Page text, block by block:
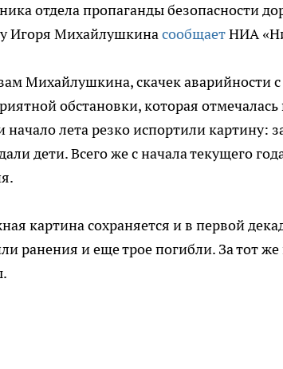
отдела пропаганды
Игоря МихайлушкинасообщаетНИА
Михайлушкина, скачек аварийности
обстановки, которая
начало лета резко испортили картину:
дети. Всего же с начала текущего
картина сохраняется и в первой
ранения и еще трое погибли. За тот